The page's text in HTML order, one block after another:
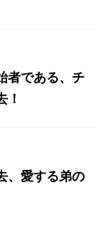
者である、チ
！
、愛する弟の